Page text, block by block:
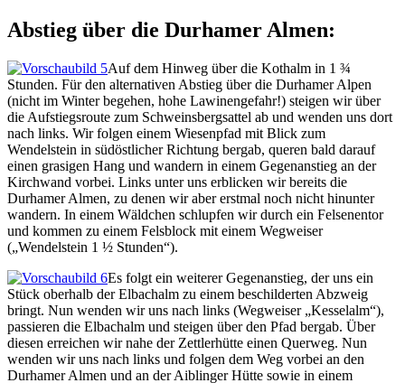
Abstieg über die Durhamer Almen:
Auf dem Hinweg über die Kothalm in 1 ¾
Stunden. Für den alternativen Abstieg über die Durhamer Alpen
(nicht im Winter begehen, hohe Lawinengefahr!) steigen wir über
die Aufstiegsroute zum Schweinsbergsattel ab und wenden uns dort
nach links. Wir folgen einem Wiesenpfad mit Blick zum
Wendelstein in südöstlicher Richtung bergab, queren bald darauf
einen grasigen Hang und wandern in einem Gegenanstieg an der
Kirchwand vorbei. Links unter uns erblicken wir bereits die
Durhamer Almen, zu denen wir aber erstmal noch nicht hinunter
wandern. In einem Wäldchen schlupfen wir durch ein Felsenentor
und kommen zu einem Felsblock mit einem Wegweiser
(„Wendelstein 1 ½ Stunden“).
Es folgt ein weiterer Gegenanstieg, der uns ein
Stück oberhalb der Elbachalm zu einem beschilderten Abzweig
bringt. Nun wenden wir uns nach links (Wegweiser „Kesselalm“),
passieren die Elbachalm und steigen über den Pfad bergab. Über
diesen erreichen wir nahe der Zettlerhütte einen Querweg. Nun
wenden wir uns nach links und folgen dem Weg vorbei an den
Durhamer Almen und an der Aiblinger Hütte sowie in einem